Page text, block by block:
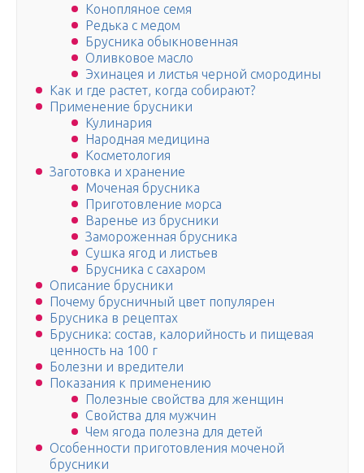
Конопляное семя
Редька с медом
Брусника обыкновенная
Оливковое масло
Эхинацея и листья черной смородины
Как и где растет, когда собирают?
Применение брусники
Кулинария
Народная медицина
Косметология
Заготовка и хранение
Моченая брусника
Приготовление морса
Варенье из брусники
Замороженная брусника
Сушка ягод и листьев
Брусника с сахаром
Описание брусники
Почему брусничный цвет популярен
Брусника в рецептах
Брусника: состав, калорийность и пищевая
ценность на 100 г
Болезни и вредители
Показания к применению
Полезные свойства для женщин
Свойства для мужчин
Чем ягода полезна для детей
Особенности приготовления моченой
брусники